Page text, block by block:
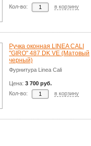
Кол-во:
в корзину
Ручка оконная LINEA CALI
"GIRO" 487 DK VE (Матовый
черный)
Фурнитура Linea Cali
Цена: 3 700 руб.
Кол-во:
в корзину